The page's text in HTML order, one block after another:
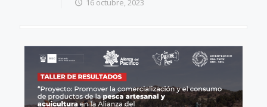
16 octubre, 2023